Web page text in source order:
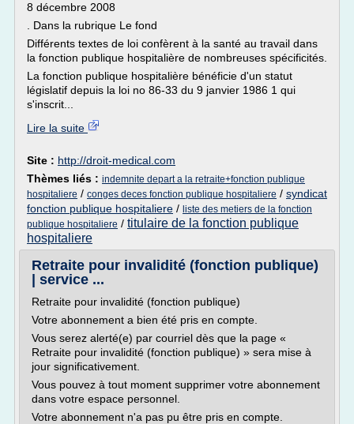
8 décembre 2008
. Dans la rubrique Le fond
Différents textes de loi confèrent à la santé au travail dans
la fonction publique hospitalière de nombreuses spécificités.
La fonction publique hospitalière bénéficie d'un statut
législatif depuis la loi no 86-33 du 9 janvier 1986 1 qui
s'inscrit...
Lire la suite
Site : http://droit-medical.com
Thèmes liés : indemnite depart a la retraite+fonction publique
hospitaliere / conges deces fonction publique hospitaliere / syndicat
fonction publique hospitaliere / liste des metiers de la fonction
publique hospitaliere / titulaire de la fonction publique
hospitaliere
Retraite pour invalidité (fonction publique)
| service ...
Retraite pour invalidité (fonction publique)
Votre abonnement a bien été pris en compte.
Vous serez alerté(e) par courriel dès que la page «
Retraite pour invalidité (fonction publique) » sera mise à
jour significativement.
Vous pouvez à tout moment supprimer votre abonnement
dans votre espace personnel.
Votre abonnement n'a pas pu être pris en compte.